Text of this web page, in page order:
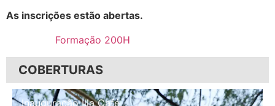
As inscrições estão abertas.
Formação 200H
COBERTURAS
Inauguração Illa Café